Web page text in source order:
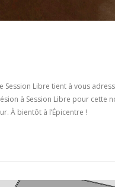
Session Libre tient à vous
à Session Libre pour cette
À bientôt à l’Épicentre !